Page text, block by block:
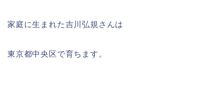
家庭に生まれた吉川弘規さんは
東京都中央区で育ちます。